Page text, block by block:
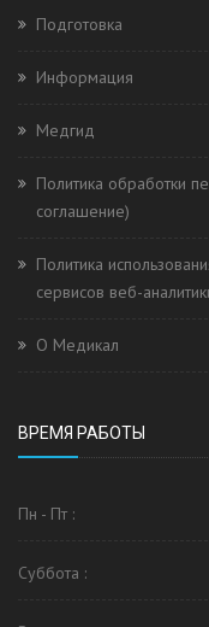
Подготовка
Информация
Медгид
Политика обработки
соглашение)
Политика
сервисов веб-
О Медикал
ВРЕМЯ РАБОТЫ
Пн - Пт :
Суббота :